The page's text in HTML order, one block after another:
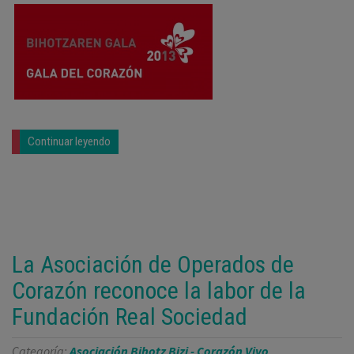
Continuar leyendo
La Asociación de Operados de
Corazón reconoce la labor de la
Fundación Real Sociedad
Categoría: Asociación Bihotz Bizi - Corazón Vivo